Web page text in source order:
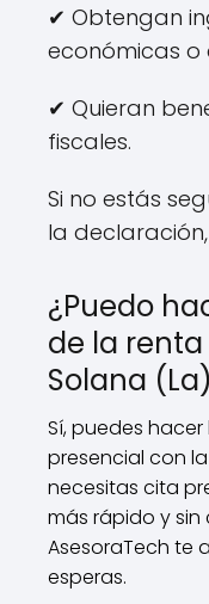
✔ Obtengan
económicas o
✔ Quieran
fiscales.
Si no estás
la
¿Puedo
de la
Solana
Sí, puedes
presencial con
necesitas cita
más rápido y
AsesoraTech te
esperas.